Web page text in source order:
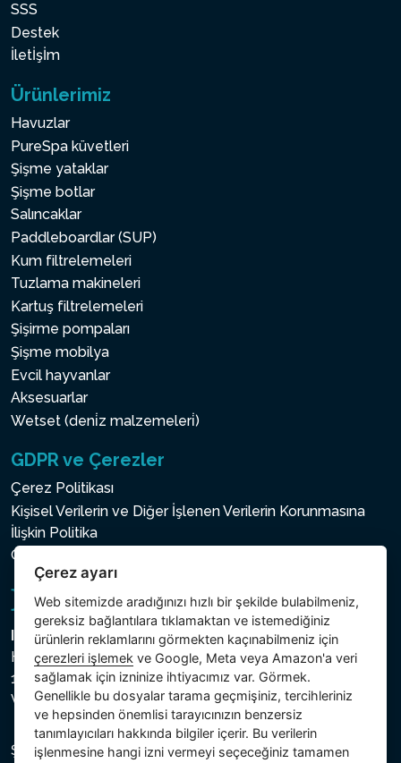
SSS
Destek
İletİşİm
Ürünlerimiz
Havuzlar
PureSpa küvetleri
Şişme yataklar
Şişme botlar
Salıncaklar
Paddleboardlar (SUP)
Kum filtrelemeleri
Tuzlama makineleri
Kartuş filtrelemeleri
Şişirme pompaları
Şişme mobilya
Evcil hayvanlar
Aksesuarlar
Wetset (deni̇z malzemeleri̇)
GDPR ve Çerezler
Çerez Politikası
Kişisel Verilerin ve Diğer İşlenen Verilerin Korunmasına
İlişkin Politika
Çerez ayarı
Intex Trading, s.r.o.
Hradecká 2526/3
130 00 Praha 3
Vinohrady - Česká republika
Şirket, Prag Şehir Mahkemesi Ticaret Sicilinde C bölümü,
Çerez ayarı
Web sitemizde aradığınızı hızlı bir şekilde bulabilmeniz,
gereksiz bağlantılara tıklamaktan ve istemediğiniz
ürünlerin reklamlarını görmekten kaçınabilmeniz için
çerezleri işlemek ve Google, Meta veya Amazon'a veri
sağlamak için izninize ihtiyacımız var. Görmek.
Genellikle bu dosyalar tarama geçmişiniz, tercihleriniz
ve hepsinden önemlisi tarayıcınızın benzersiz
tanımlayıcıları hakkında bilgiler içerir. Bu verilerin
işlenmesine hangi izni vermeyi seçeceğiniz tamamen